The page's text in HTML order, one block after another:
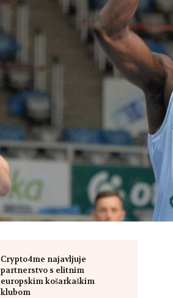
Crypto4me najavljuje
partnerstvo s elitnim
europskim košarkaškim
klubom